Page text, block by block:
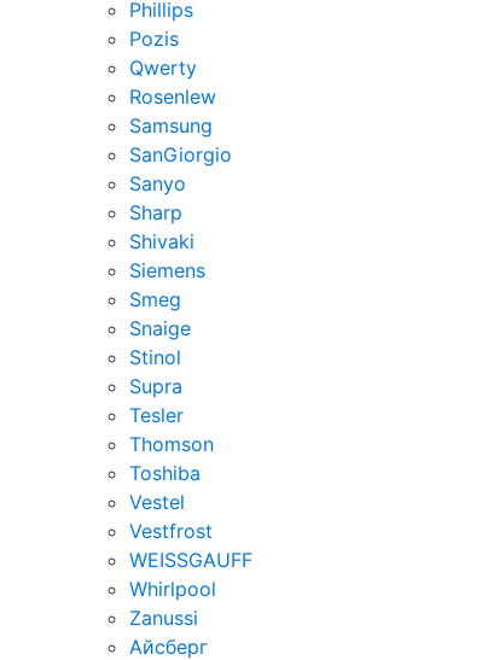
Phillips
Pozis
Qwerty
Rosenlew
Samsung
SanGiorgio
Sanyo
Sharp
Shivaki
Siemens
Smeg
Snaige
Stinol
Supra
Tesler
Thomson
Toshiba
Vestel
Vestfrost
WEISSGAUFF
Whirlpool
Zanussi
Айсберг